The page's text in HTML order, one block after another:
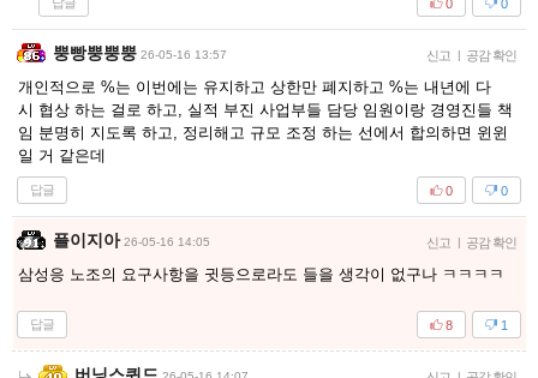
0
0
뿡빵뿡뿡뿡 26-05-16 13:57 신고 | 공감 확인
개인적으로 %는 이번에는 유지하고 상한만 폐지하고 %는 내년에 다
시 협상 하는 걸로 하고, 실적 부진 사업부들 담당 임원이랑 경영진들 책
임 분명히 지도록 하고, 정리해고 규모 조정 하는 선에서 합의하면 윈윈
일 거 같은데
답글 0
0
플이지아 26-05-16 14:05 신고 | 공감 확인
삼성응 노조의 요구사항을 귓등으로라도 들을 생각이 없구나 ㅋㅋㅋㅋ
답글 1
8